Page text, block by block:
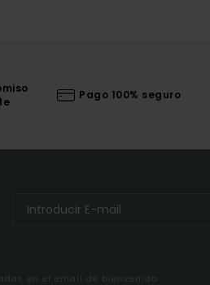
Pago 100% seguro
en el email de bienvenida